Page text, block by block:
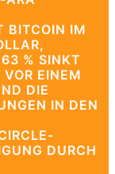
BITCOIN IM
% SINKT
EINEM
DIE
IN DEN
DURCH